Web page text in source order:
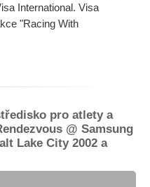
International. Visa
"Racing With
pro atlety a
@ Samsung
Lake City 2002 a